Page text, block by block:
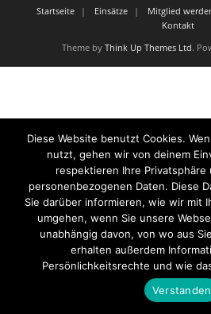
Startseite Einsätze Mitglied
Kontakt
Theme by Think Up Themes Ltd.
Diese Website benutzt Cookies.
nutzt, gehen wir von deinem
respektieren Ihre Privatsphäre
personenbezogenen Daten. Diese
Sie darüber informieren, wie wir mit
umgehen, wenn Sie unsere
unabhängig davon, von wo aus
erhalten außerdem
Persönlichkeitsrechte und wie
Verstanden